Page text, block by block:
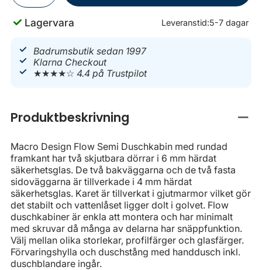
Lagervara Leveranstid:5-7 dagar
Badrumsbutik sedan 1997
Klarna Checkout
★★★★☆4.4 på Trustpilot
Produktbeskrivning
Macro Design Flow Semi Duschkabin med rundad
framkant har två skjutbara dörrar i 6 mm härdat
säkerhetsglas. De två bakväggarna och de två fasta
sidoväggarna är tillverkade i 4 mm härdat
säkerhetsglas. Karet är tillverkat i gjutmarmor vilket gör
det stabilt och vattenlåset ligger dolt i golvet. Flow
duschkabiner är enkla att montera och har minimalt
med skruvar då många av delarna har snäppfunktion.
Välj mellan olika storlekar, profilfärger och glasfärger.
Förvaringshylla och duschstång med handdusch inkl.
duschblandare ingår.